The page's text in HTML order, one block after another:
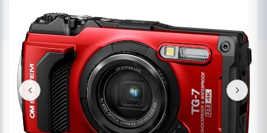
‹ ›